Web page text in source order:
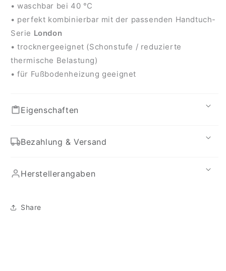
• waschbar bei 40 °C
• perfekt kombinierbar mit der passenden Handtuch-
Serie London
• trocknergeeignet (Schonstufe / reduzierte
thermische Belastung)
• für Fußbodenheizung geeignet
Eigenschaften
Bezahlung & Versand
Herstellerangaben
Share